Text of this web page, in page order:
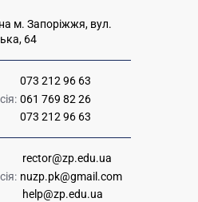
м. Запоріжжя, вул.
64
073 212 96 63
061 769 82 26
073 212 96 63
rector@zp.edu.ua
nuzp.pk@gmail.com
help@zp.edu.ua